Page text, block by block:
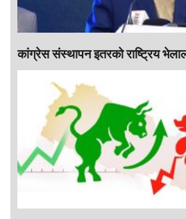
कांग्रेस संस्थापन इतरको राष्ट्रिय